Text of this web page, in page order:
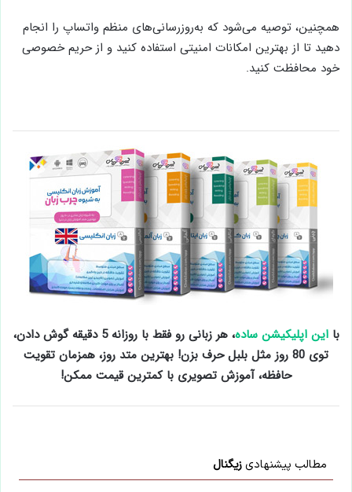
همچنین، توصیه می‌شود که به‌روزرسانی‌های منظم واتساپ را انجام
دهید تا از بهترین امکانات امنیتی استفاده کنید و از حریم خصوصی
خود محافظت کنید.
بااین اپلیکیشن ساده
، هر زبانی رو فقط با روزانه 5 دقیقه گوش دادن،
توی 80 روز مثل بلبل حرف بزن! بهترین متد روز، همزمان تقویت
حافظه، آموزش تصویری با کمترین قیمت ممکن!